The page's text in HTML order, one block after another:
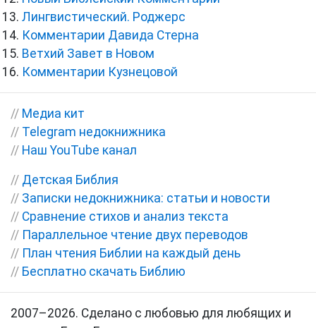
Лингвистический. Роджерс
Комментарии Давида Стерна
Ветхий Завет в Новом
Комментарии Кузнецовой
// Медиа кит
// Telegram недокнижника
// Наш YouTube канал
// Детская Библия
// Записки недокнижника: статьи и новости
// Сравнение стихов и анализ текста
// Параллельное чтение двух переводов
// План чтения Библии на каждый день
// Бесплатно скачать Библию
2007–2026. Сделано с любовью для любящих и